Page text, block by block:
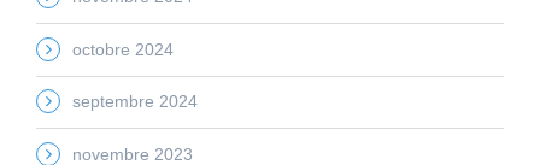
octobre 2024
septembre 2024
novembre 2023